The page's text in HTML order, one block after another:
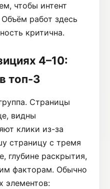
чтобы интент
работ здесь
критична.
4–10:
топ-3
Страницы
видны
клики из-за
страницу с тремя
глубине раскрытия,
факторам. Обычно
элементов: